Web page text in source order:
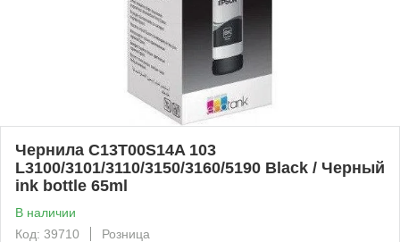
Чернила C13T00S14A 103
L3100/3101/3110/3150/3160/5190 Black / Черный
ink bottle 65ml
В наличии
Код: 39710
Розница